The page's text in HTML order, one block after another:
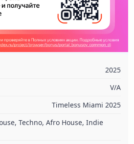
2025
V/A
Timeless Miami 2025
Techno, Afro House, Indie